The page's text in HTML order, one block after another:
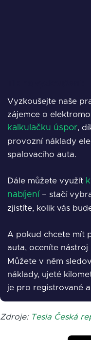
Vyzkoušejte naše
zájemce o
kalkulačku úspor,
provozní náklady
spalovacího auta.
Dále můžete využít
nabíjení – stačí
zjistíte, kolik vás
A pokud chcete mít
auta, oceníte nástroj
Můžete v něm
náklady, ujeté
je pro registrované
Zdroje: Tesla Česká